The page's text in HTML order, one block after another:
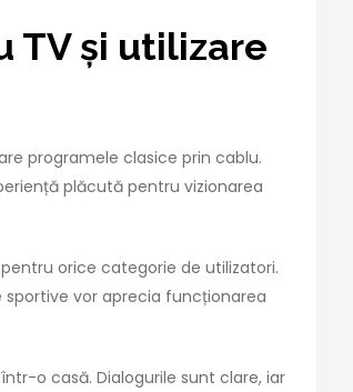
TV și utilizare
programele clasice prin cablu.
plăcută pentru vizionarea
orice categorie de utilizatori.
vor aprecia funcționarea
o casă. Dialogurile sunt clare, iar